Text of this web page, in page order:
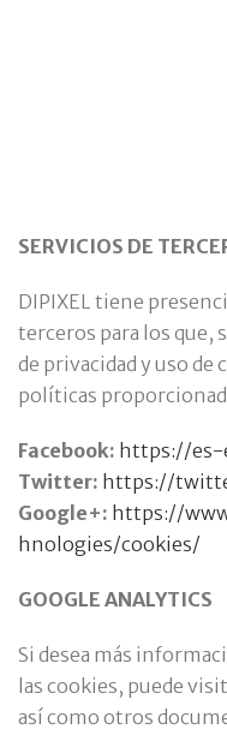
SERVICIOS DE
DIPIXEL tiene
terceros para los que,
de privacidad y uso de
políticas
Facebook: https://es-
Twitter: https://
Google+: https://
hnologies/cookies/
GOOGLE ANALYTICS
Si desea más
las cookies, puede
así como otros